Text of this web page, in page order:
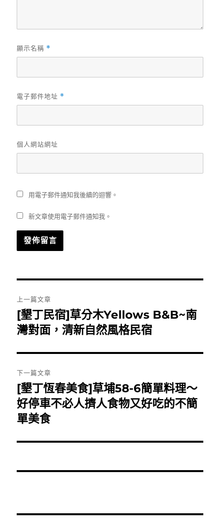
顯示名稱 *
電子郵件地址 *
個人網站網址
用電子郵件通知我後續的迴響。
新文章使用電子郵件通知我。
章
導
覽
上一篇文章
上
一
文
章:
[墾丁民宿]草分木Yellows B&B~南
灣對面，清新自然風格民宿
下一篇文章
下
一
篇
章:
[墾丁恆春美食]草埔58-6簡單料理～
好停車不必人擠人食物又好吃的不簡
單美食